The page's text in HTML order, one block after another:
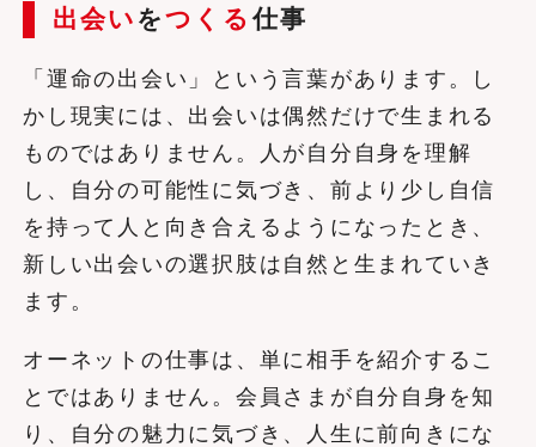
出会い をつくる仕事
「運命の出会い」という言葉があります。し
かし現実には、出会いは偶然だけで生まれる
ものではありません。人が自分自身を理解
し、自分の可能性に気づき、前より少し自信
を持って人と向き合えるようになったとき、
新しい出会いの選択肢は自然と生まれていき
ます。
オーネットの仕事は、単に相手を紹介するこ
とではありません。会員さまが自分自身を知
り、自分の魅力に気づき、人生に前向きにな